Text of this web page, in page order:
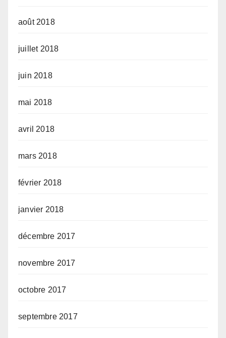
août 2018
juillet 2018
juin 2018
mai 2018
avril 2018
mars 2018
février 2018
janvier 2018
décembre 2017
novembre 2017
octobre 2017
septembre 2017